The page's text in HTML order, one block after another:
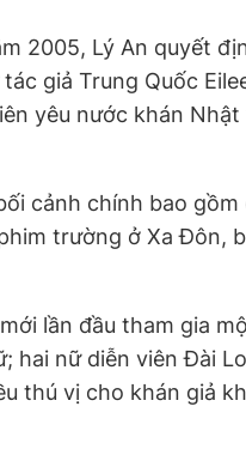
2005, Lý An quyết
giả Trung Quốc
yêu nước khán Nhật
cảnh chính bao gồm
trường ở Xa Đôn,
lần đầu tham gia
hai nữ diễn viên Đài
thú vị cho khán giả